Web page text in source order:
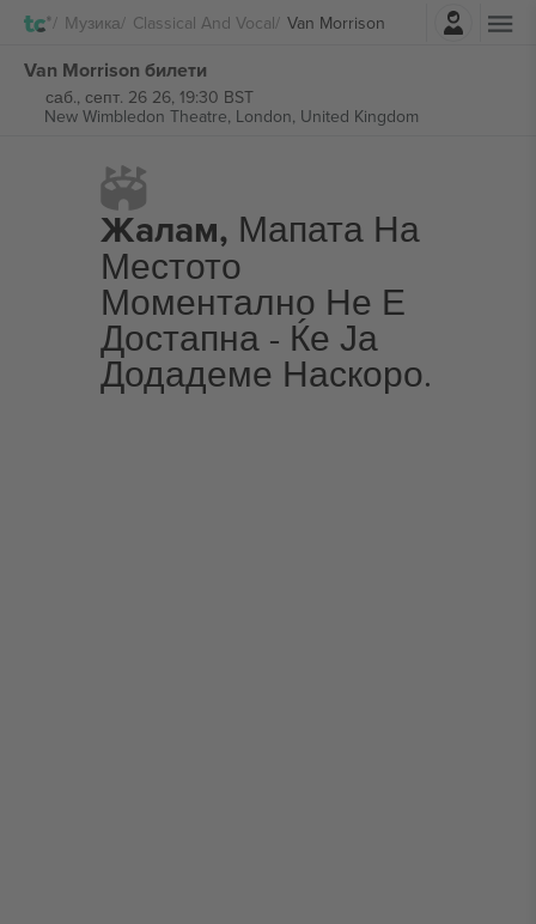
Музика Classical And Vocal Van Morrison
Најави се
Van Morrison билети
саб., септ. 26 26, 19:30 BST
New Wimbledon Theatre, London, United Kingdom
Жалам, Мапата На
Местото
Моментално Не Е
Достапна - Ќе Ја
Додадеме Наскоро.